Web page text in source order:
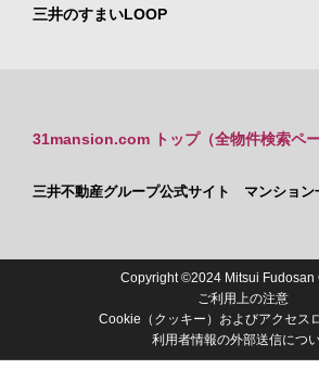
三井のすまいLOOP
31mansion.com トップ（全物件検索ペー
三井不動産グループ公式サイト マンション
Copyright ©2024 Mitsui Fudosan
ご利用上の注意
Cookie（クッキー）およびアクセス
利用者情報の外部送信につ